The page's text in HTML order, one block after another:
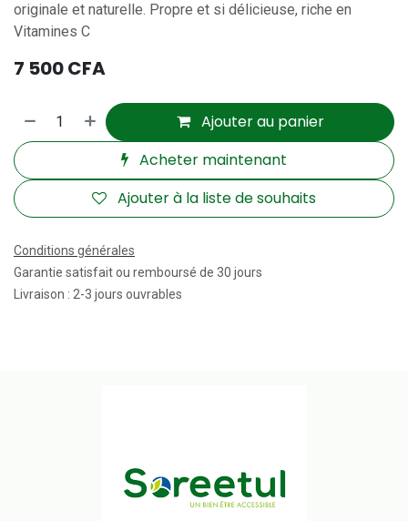
originale et naturelle. Propre et si délicieuse, riche en
Vitamines C
7 500CFA
Ajouter au panier
Acheter maintenant
Ajouter à la liste de souhaits
Conditions générales
Garantie satisfait ou remboursé de 30 jours
Livraison : 2-3 jours ouvrables